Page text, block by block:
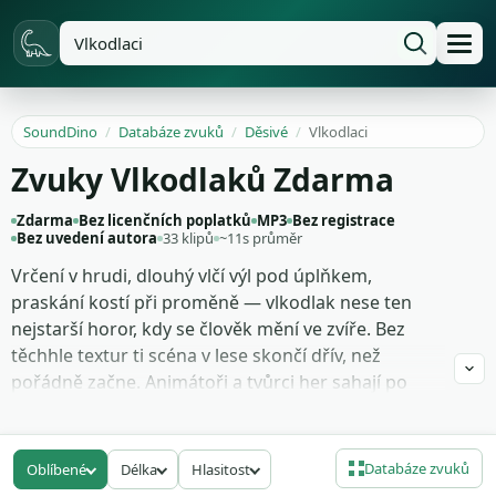
SoundDino / Databáze zvuků / Děsivé / Vlkodlaci
Zvuky Vlkodlaků Zdarma
Zdarma Bez licenčních poplatků MP3 Bez registrace
Bez uvedení autora 33 klipů ~11s průměr
Vrčení v hrudi, dlouhý vlčí výl pod úplňkem,
praskání kostí při proměně — vlkodlak nese ten
nejstarší horor, kdy se člověk mění ve zvíře. Bez
těchhle textur ti scéna v lese skončí dřív, než
pořádně začne. Animátoři a tvůrci her sahají po
opravdově, ne karikaturně. Hodí se to do hororu,
fantasy trailerů i podcastových creepypast.
Oblíbené Délka Hlasitost Databáze zvuků